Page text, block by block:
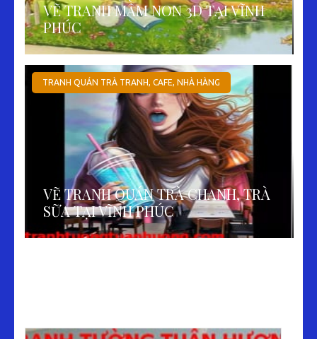
VẼ TRANH MẦM NON 3D TẠI VĨNH
PHÚC
TRANH QUÁN TRÀ TRANH, CAFE, NHÀ HÀNG
VẼ TRANH QUÁN TRÀ CHANH, TRÀ
SỮA TẠI VĨNH PHÚC